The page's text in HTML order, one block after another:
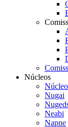
Núcleos
Nugai
Neabi
Napne